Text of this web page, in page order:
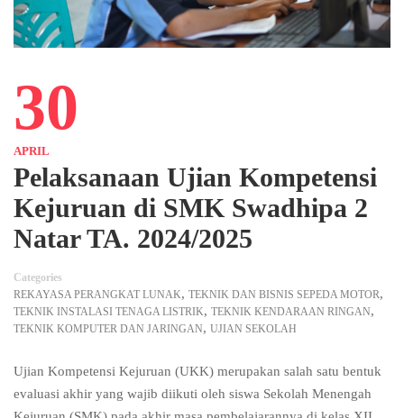
30
APRIL
Pelaksanaan Ujian Kompetensi
Kejuruan di SMK Swadhipa 2
Natar TA. 2024/2025
Categories
REKAYASA PERANGKAT LUNAK, TEKNIK DAN BISNIS SEPEDA MOTOR,
TEKNIK INSTALASI TENAGA LISTRIK, TEKNIK KENDARAAN RINGAN,
TEKNIK KOMPUTER DAN JARINGAN, UJIAN SEKOLAH
Ujian Kompetensi Kejuruan (UKK) merupakan salah satu bentuk
evaluasi akhir yang wajib diikuti oleh siswa Sekolah Menengah